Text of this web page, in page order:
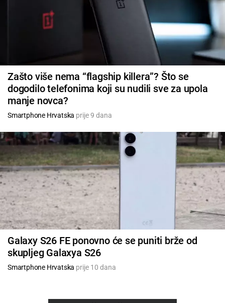
Zašto više nema “flagship killera”? Što se
dogodilo telefonima koji su nudili sve za upola
manje novca?
Smartphone Hrvatska prije 9 dana
Galaxy S26 FE ponovno će se puniti brže od
skupljeg Galaxya S26
Smartphone Hrvatska prije 10 dana